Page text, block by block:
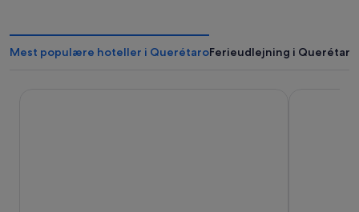
Mest populære hoteller i QuerétaroFerieudlejning i Querétaro